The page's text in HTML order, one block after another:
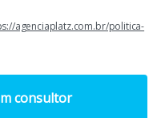
agenciaplatz.com.br/politica-
consultor